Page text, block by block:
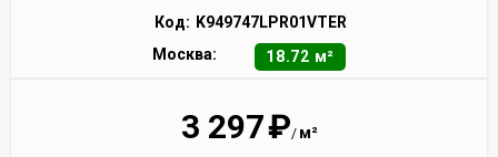
Код: K949747LPR01VTER
Москва:
18.72 м²
3 297₽/ м²